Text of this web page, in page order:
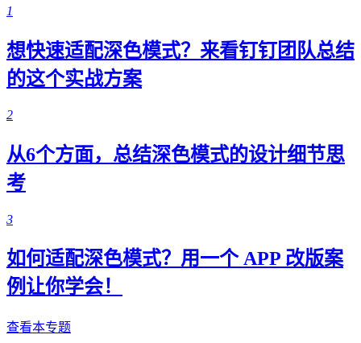
1
想快速适配深色模式？来看钉钉团队总结
的这个实战方案
2
从6个方面，总结深色模式的设计细节思
考
3
如何适配深色模式？用一个 APP 改版案
例让你学会！
查看本专题